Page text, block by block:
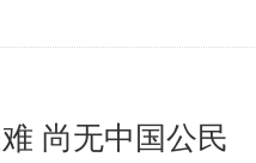
尚无中国公民